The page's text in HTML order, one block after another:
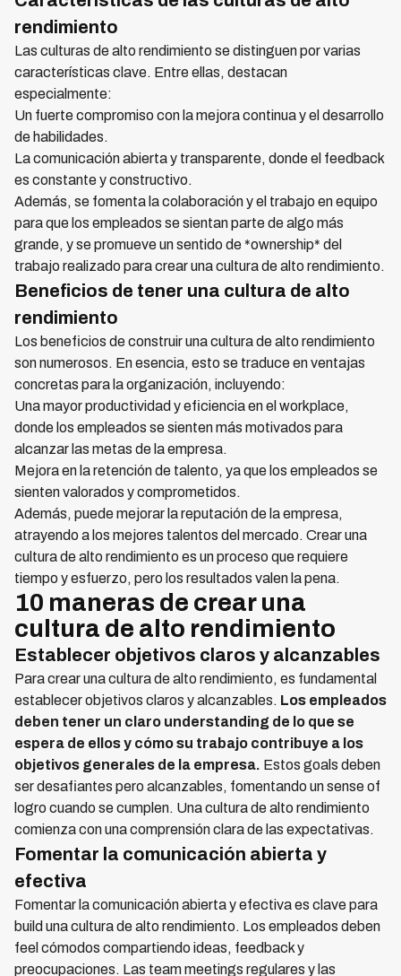
rendimiento
Las culturas de alto rendimiento se distinguen por varias
características clave. Entre ellas, destacan
especialmente:
Un fuerte compromiso con la mejora continua y el desarrollo
de habilidades.
La comunicación abierta y transparente, donde el feedback
es constante y constructivo.
Además, se fomenta la colaboración y el trabajo en equipo
para que los empleados se sientan parte de algo más
grande, y se promueve un sentido de *ownership* del
trabajo realizado para crear una cultura de alto rendimiento.
Beneficios de tener una cultura de alto
rendimiento
Los beneficios de construir una cultura de alto rendimiento
son numerosos. En esencia, esto se traduce en ventajas
concretas para la organización, incluyendo:
Una mayor productividad y eficiencia en el workplace,
donde los empleados se sienten más motivados para
alcanzar las metas de la empresa.
Mejora en la retención de talento, ya que los empleados se
sienten valorados y comprometidos.
Además, puede mejorar la reputación de la empresa,
atrayendo a los mejores talentos del mercado. Crear una
cultura de alto rendimiento es un proceso que requiere
tiempo y esfuerzo, pero los resultados valen la pena.
10 maneras de crear una
cultura de alto rendimiento
Establecer objetivos claros y alcanzables
Para crear una cultura de alto rendimiento, es fundamental
establecer objetivos claros y alcanzables. Los empleados
deben tener un claro understanding de lo que se
espera de ellos y cómo su trabajo contribuye a los
objetivos generales de la empresa. Estos goals deben
ser desafiantes pero alcanzables, fomentando un sense of
logro cuando se cumplen. Una cultura de alto rendimiento
comienza con una comprensión clara de las expectativas.
Fomentar la comunicación abierta y
efectiva
Fomentar la comunicación abierta y efectiva es clave para
build una cultura de alto rendimiento. Los empleados deben
feel cómodos compartiendo ideas, feedback y
preocupaciones. Las team meetings regulares y las